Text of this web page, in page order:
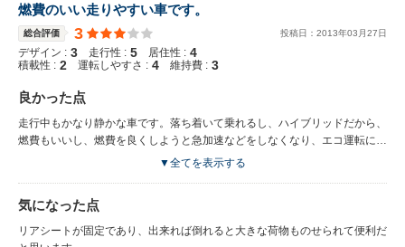
燃費のいい走りやすい車です。
総合評価 3 投稿日： 2013年03 月27日
デザイン : 3 走行性 : 5 居住性 : 4
積載性 : 2 運転しやすさ : 4 維持費 : 3
良かった点
走行中もかなり静かな車です。落ち着いて乗れるし、ハイブリッドだから、
燃費もいいし、燃費を良くしようと急加速などをしなくなり、エコ運転に徹
▼全てを表示する
気になった点
リアシートが固定であり、出来れば倒れると大きな荷物ものせられて便利だ